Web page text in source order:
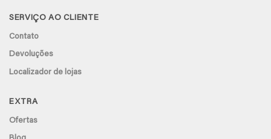
SERVIÇO AO CLIENTE
Contato
Devoluções
Localizador de lojas
EXTRA
Ofertas